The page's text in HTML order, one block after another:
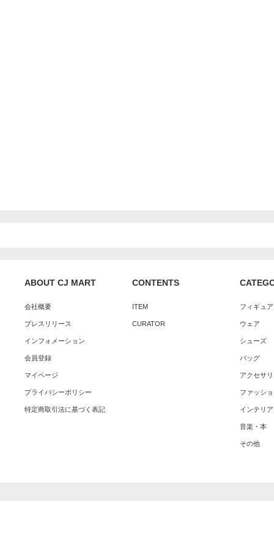
ABOUT CJ MART
会社概要
プレスリリース
インフォメーション
会員登録
マイページ
プライバシーポリシー
特定商取引法に基づく表記
CONTENTS
ITEM
CURATOR
フィギュ
ウェア
シューズ
バッグ
アクセサ
ファッシ
インテリア
音楽・本
その他